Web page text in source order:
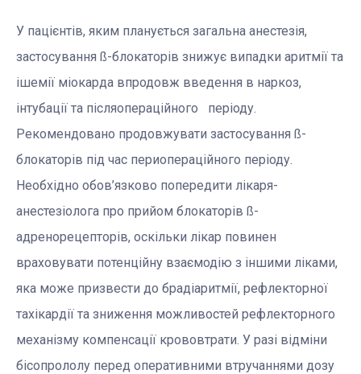
У пацієнтів, яким планується загальна анестезія,
застосування ß-блокаторів знижує випадки аритмії та
ішемії міокарда впродовж введення в наркоз,
інтубації та післяопераційного періоду.
Рекомендовано продовжувати застосування ß-
блокаторів під час периопераційного періоду.
Необхідно обов’язково попередити лікаря-
анестезіолога про прийом блокаторів ß-
адренорецепторів, оскільки лікар повинен
враховувати потенційну взаємодію з іншими ліками,
яка може призвести до брадіаритмії, рефлекторної
тахікардії та зниження можливостей рефлекторного
механізму компенсації крововтрати. У разі відміни
бісопрололу перед оперативними втручаннями дозу